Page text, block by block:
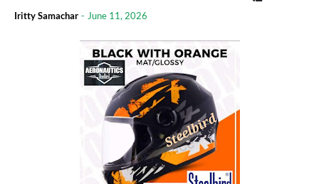
Iritty Samachar - June 11, 2026